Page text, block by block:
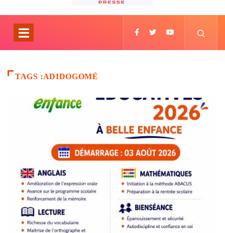
TAGS :ADIDOGOMÉ